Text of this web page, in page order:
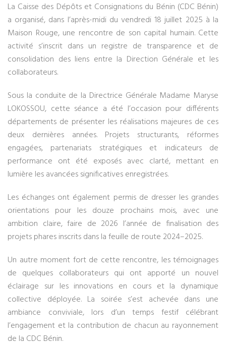
La Caisse des Dépôts et Consignations du Bénin (CDC Bénin)
a organisé, dans l’après-midi du vendredi 18 juillet 2025 à la
Maison Rouge, une rencontre de son capital humain. Cette
activité s’inscrit dans un registre de transparence et de
consolidation des liens entre la Direction Générale et les
collaborateurs.
Sous la conduite de la Directrice Générale Madame Maryse
LOKOSSOU, cette séance a été l’occasion pour différents
départements de présenter les réalisations majeures de ces
deux dernières années. Projets structurants, réformes
engagées, partenariats stratégiques et indicateurs de
performance ont été exposés avec clarté, mettant en
lumière les avancées significatives enregistrées.
Les échanges ont également permis de dresser les grandes
orientations pour les douze prochains mois, avec une
ambition claire, faire de 2026 l’année de finalisation des
projets phares inscrits dans la feuille de route 2024–2025.
Un autre moment fort de cette rencontre, les témoignages
de quelques collaborateurs qui ont apporté un nouvel
éclairage sur les innovations en cours et la dynamique
collective déployée. La soirée s’est achevée dans une
ambiance conviviale, lors d’un temps festif célébrant
l’engagement et la contribution de chacun au rayonnement
de la CDC Bénin.